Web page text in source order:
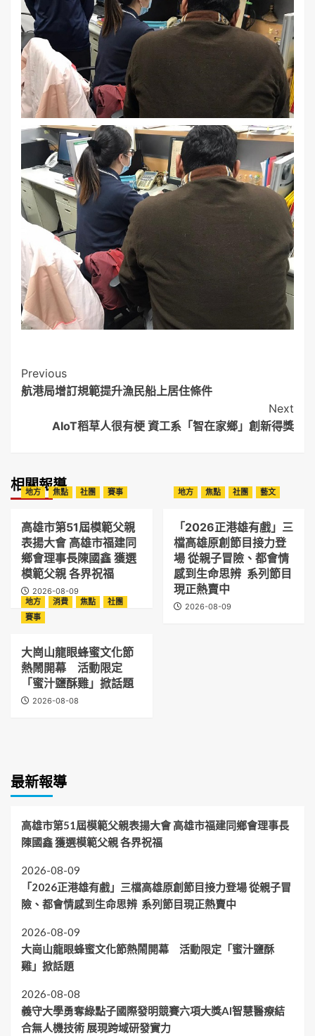
Post
Navigation
Previous
航港局增訂規範提升漁民船上居住條件
Next
AIoT稻草人很有梗 資工系「智在家鄉」創新得獎
相關報導
地方 焦點 社團 賽事
高雄市第51屆模範父親
表揚大會 高雄市福建同
鄉會理事長陳國鑫 獲選
模範父親 各界祝福
2026-08-09
地方 焦點 社團 藝文
「2026正港雄有戲」三
檔高雄原創節目接力登
場 從親子冒險、都會情
感到生命思辨 系列節目
現正熱賣中
2026-08-09
地方 消費 焦點
社團
賽事
大崗山龍眼蜂蜜文化節
熱鬧開幕 活動限定
「蜜汁鹽酥雞」掀話題
2026-08-08
最新報導
高雄市第51屆模範父親表揚大會 高雄市福建同鄉會理事長
陳國鑫 獲選模範父親 各界祝福
2026-08-09
「2026正港雄有戲」三檔高雄原創節目接力登場 從親子冒
險、都會情感到生命思辨 系列節目現正熱賣中
2026-08-09
大崗山龍眼蜂蜜文化節熱鬧開幕 活動限定「蜜汁鹽酥
雞」掀話題
2026-08-08
義守大學勇奪綠點子國際發明競賽六項大獎AI智慧醫療結
合無人機技術 展現跨域研發實力